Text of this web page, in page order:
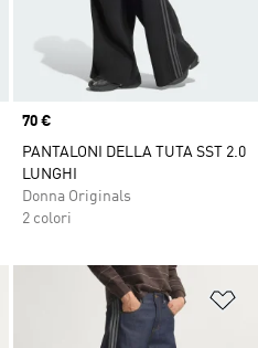
Price
70 €
PANTALONI DELLA TUTA SST 2.0
LUNGHI
Donna Originals
2 colori
Aggiungi alla lista dei desideri